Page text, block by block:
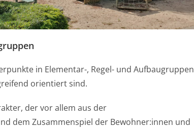
in Elementar-, Regel- und Aufbaugruppen
orientiert sind.
der vor allem aus der
dem Zusammenspiel der Bewohner:innen und